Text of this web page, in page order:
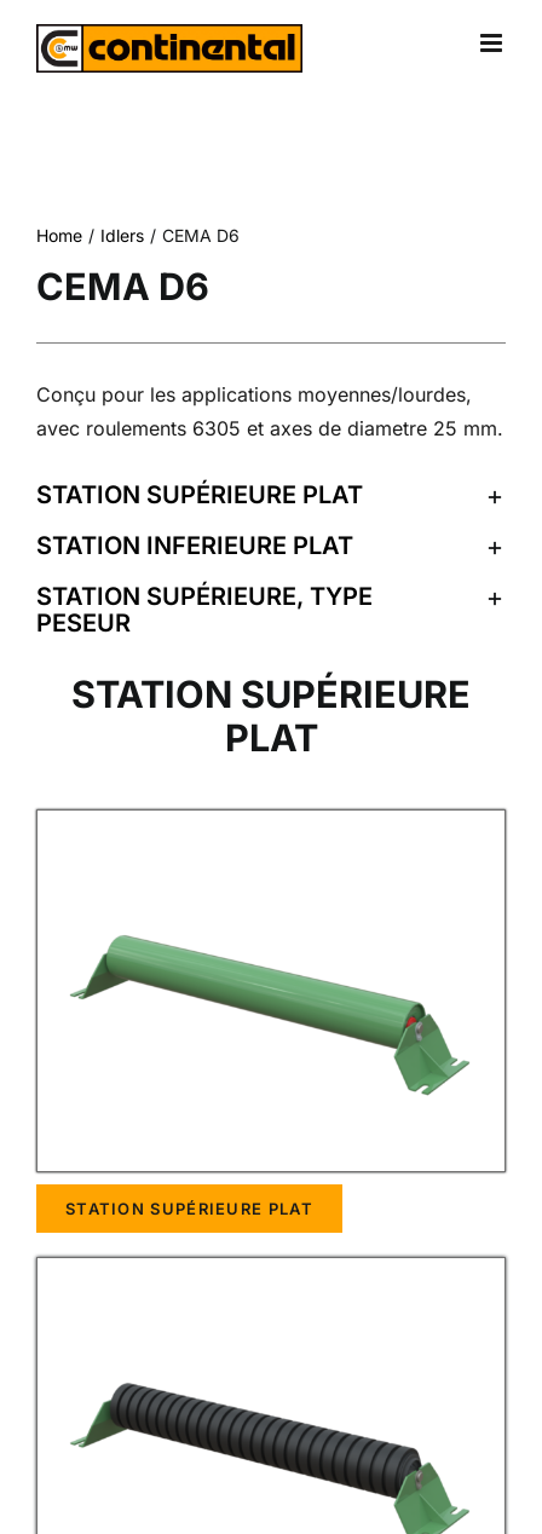
Home Idlers CEMA D6
CEMA D6
Conçu pour les applications moyennes/lourdes,
avec roulements 6305 et axes de diametre 25 mm.
STATION SUPÉRIEURE PLAT
STATION INFERIEURE PLAT
STATION SUPÉRIEURE, TYPE
PESEUR
STATION SUPÉRIEURE
PLAT
STATION SUPÉRIEURE PLAT